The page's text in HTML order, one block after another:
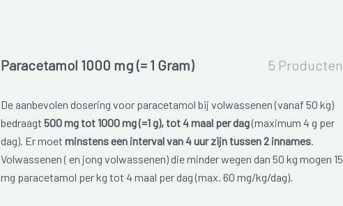
Paracetamol 1000 mg (= 1 Gram) 5 Producten
De aanbevolen dosering voor paracetamol bij volwassenen (vanaf 50 kg)
bedraagt 500 mg tot 1000 mg (=1 g), tot 4 maal per dag(maximum 4 g per
dag). Er moet minstens een interval van 4 uur zijn tussen 2 innames.
Volwassenen ( en jong volwassenen) die minder wegen dan 50 kg mogen 15
mg paracetamol per kg tot 4 maal per dag (max. 60 mg/kg/dag).